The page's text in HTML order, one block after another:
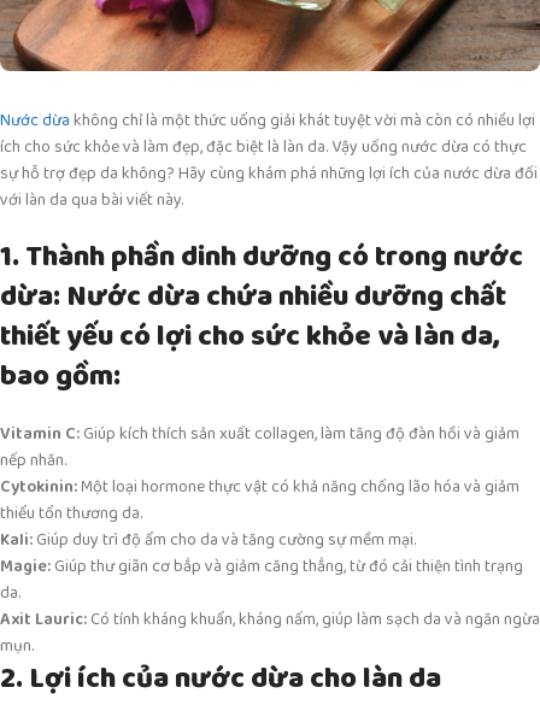
Nước dừakhông chỉ là một thức uống giải khát tuyệt vời mà còn có nhiều lợi
ích cho sức khỏe và làm đẹp, đặc biệt là làn da. Vậy uống nước dừa có thực
sự hỗ trợ đẹp da không? Hãy cùng khám phá những lợi ích của nước dừa đối
với làn da qua bài viết này.
1. Thành phần dinh dưỡng có trong nước
dừa: Nước dừa chứa nhiều dưỡng chất
thiết yếu có lợi cho sức khỏe và làn da,
bao gồm:
Vitamin C:Giúp kích thích sản xuất collagen, làm tăng độ đàn hồi và giảm
nếp nhăn.
Cytokinin:Một loại hormone thực vật có khả năng chống lão hóa và giảm
thiểu tổn thương da.
Kali:Giúp duy trì độ ẩm cho da và tăng cường sự mềm mại.
Magie:Giúp thư giãn cơ bắp và giảm căng thẳng, từ đó cải thiện tình trạng
da.
Axit Lauric:Có tính kháng khuẩn, kháng nấm, giúp làm sạch da và ngăn ngừa
mụn.
2. Lợi ích của nước dừa cho làn da